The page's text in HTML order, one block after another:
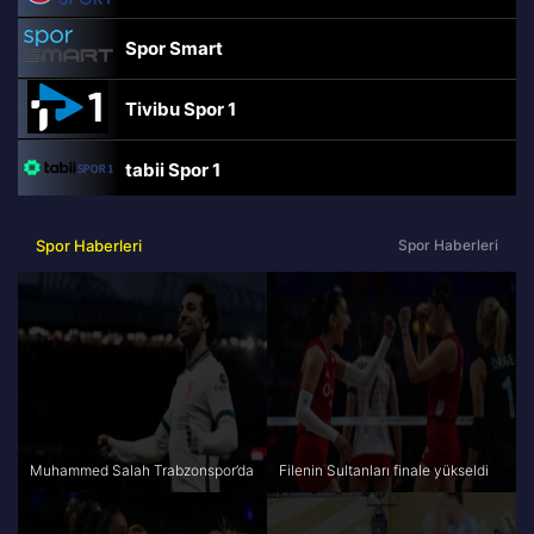
Spor Smart
Tivibu Spor 1
tabii Spor 1
beIN Sports Haber
tabii Spor
A Spor
Tivibu Spor
Spor Haberleri Spor Haberleri
Muhammed Salah Trabzonspor’da Filenin Sultanları finale yükseldi